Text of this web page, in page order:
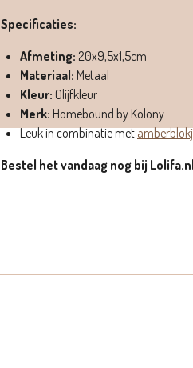
Specificaties:
Afmeting: 20x9,5x1,5cm
Materiaal: Metaal
Kleur: Olijfkleur
Merk: Homebound by Kolony
Leuk in combinatie met
Bestel het vandaag nog bij